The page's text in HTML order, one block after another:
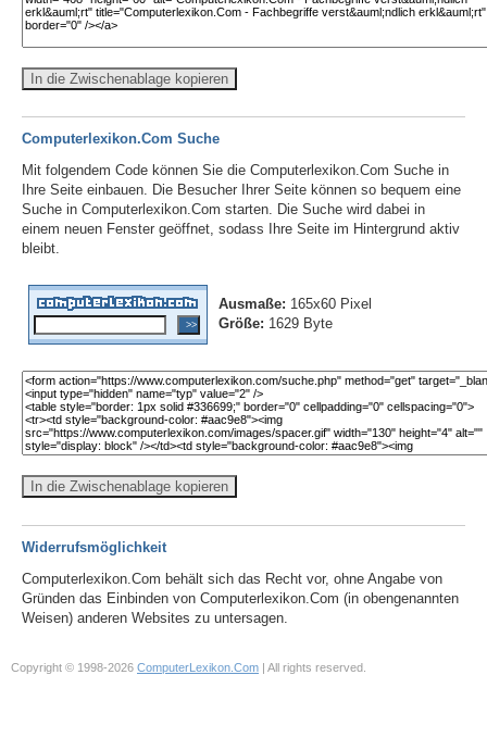
In die Zwischenablage kopieren
Computerlexikon.Com Suche
Mit folgendem Code können Sie die Computerlexikon.Com Suche in
Ihre Seite einbauen. Die Besucher Ihrer Seite können so bequem eine
Suche in Computerlexikon.Com starten. Die Suche wird dabei in
einem neuen Fenster geöffnet, sodass Ihre Seite im Hintergrund aktiv
bleibt.
Ausmaße: 165x60 Pixel
Größe: 1629 Byte
In die Zwischenablage kopieren
Widerrufsmöglichkeit
Computerlexikon.Com behält sich das Recht vor, ohne Angabe von
Gründen das Einbinden von Computerlexikon.Com (in obengenannten
Weisen) anderen Websites zu untersagen.
Copyright © 1998-2026 ComputerLexikon.Com | All rights reserved.